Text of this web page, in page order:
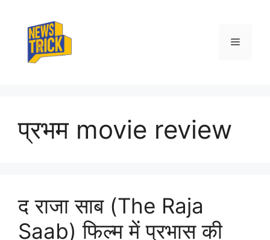
content
Menu
प्रभम movie review
द राजा साब (The Raja
Saab) फिल्म में प्रभास की